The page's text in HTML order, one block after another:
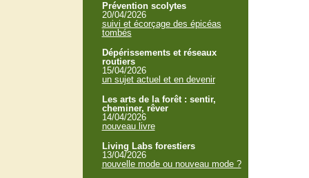
Prévention scolytes
20/04/2026
suivi et écorçage des épicéas
tombés
Dépérissements et réseaux
routiers
15/04/2026
un sujet actuel et en devenir
Les arts de la forêt : sentir,
cheminer, rêver
14/04/2026
nouveau livre
Living Labs forestiers
13/04/2026
nouvelle mode ou nouveau mode ?